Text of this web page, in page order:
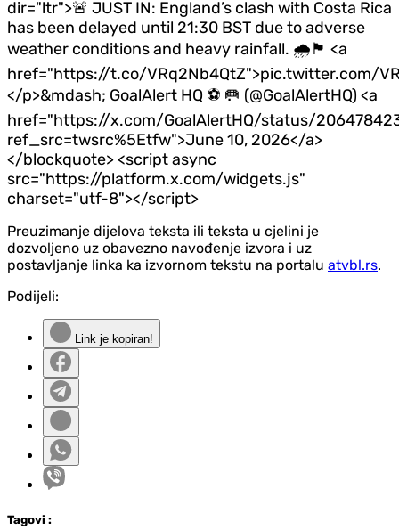
dir="ltr">🚨 JUST IN: England’s clash with Costa Rica
has been delayed until 21:30 BST due to adverse
weather conditions and heavy rainfall. 🌧️🏴 <a
href="https://t.co/VRq2Nb4QtZ">pic.twitter.com/
</p>&mdash; GoalAlert HQ ⚽️ 🥅 (@GoalAlertHQ) <a
href="https://x.com/GoalAlertHQ/status/
ref_src=twsrc%5Etfw">June 10, 2026</a>
</blockquote> <script async
src="https://platform.x.com/widgets.js"
charset="utf-8"></script>
Preuzimanje dijelova teksta ili teksta u cjelini je
dozvoljeno uz obavezno navođenje izvora i uz
postavljanje linka ka izvornom tekstu na portalu atvbl.rs.
Podijeli:
Link je kopiran!
Tagovi :